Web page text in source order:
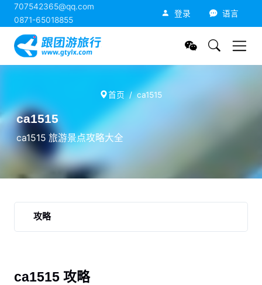
707542365@qq.com
0871-65018855
登录 语言
首页 ca1515
ca1515
ca1515 旅游景点攻略大全
攻略
ca1515 攻略